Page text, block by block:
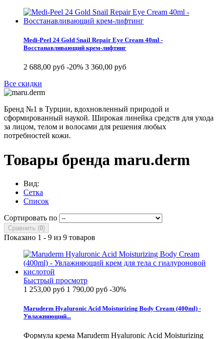
Medi-Peel 24 Gold Snail Repair Eye Cream 40ml -
Восстанавливающий крем-лифтинг
2 688,00 руб -20% 3 360,00 руб
Все скидки
Бренд №1 в Турции, вдохновленный природой и
сформированный наукой. Широкая линейка средств для ухода
за лицом, телом и волосами для решения любых
потребностей кожи.
Товары бренда maru.derm
Вид:
Сетка
Список
Сортировать по
Сравнить (0)
Показано 1 - 9 из 9 товаров
Быстрый просмотр
1 253,00 руб 1 790,00 руб -30%
Maruderm Hyaluronic Acid Moisturizing Body Cream (400ml) -
Увлажняющий...
Формула крема Maruderm Hyaluronic Acid Moisturizing